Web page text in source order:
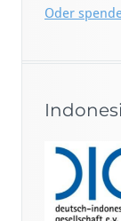
Oder